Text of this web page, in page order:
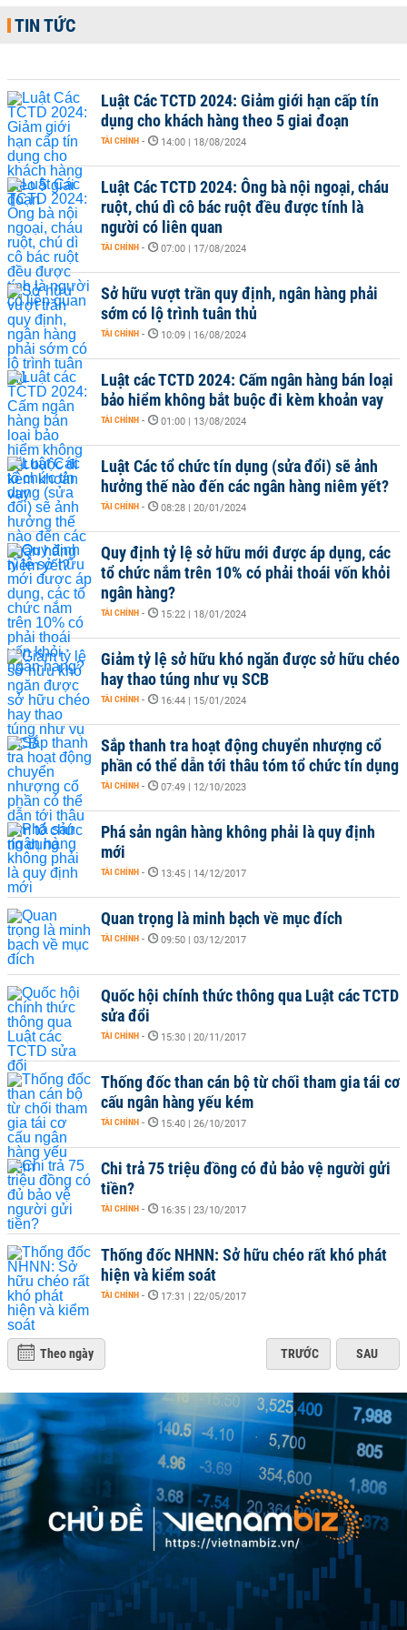
TIN TỨC
Luật Các TCTD 2024: Giảm giới hạn cấp tín
dụng cho khách hàng theo 5 giai đoạn
TÀI CHÍNH - 14:00 | 18/08/2024
Luật Các TCTD 2024: Ông bà nội ngoại, cháu
ruột, chú dì cô bác ruột đều được tính là
người có liên quan
TÀI CHÍNH - 07:00 | 17/08/2024
Sở hữu vượt trần quy định, ngân hàng phải
sớm có lộ trình tuân thủ
TÀI CHÍNH - 10:09 | 16/08/2024
Luật các TCTD 2024: Cấm ngân hàng bán loại
bảo hiểm không bắt buộc đi kèm khoản vay
TÀI CHÍNH - 01:00 | 13/08/2024
Luật Các tổ chức tín dụng (sửa đổi) sẽ ảnh
hưởng thế nào đến các ngân hàng niêm yết?
TÀI CHÍNH - 08:28 | 20/01/2024
Quy định tỷ lệ sở hữu mới được áp dụng, các
tổ chức nắm trên 10% có phải thoái vốn khỏi
ngân hàng?
TÀI CHÍNH - 15:22 | 18/01/2024
Giảm tỷ lệ sở hữu khó ngăn được sở hữu chéo
hay thao túng như vụ SCB
TÀI CHÍNH - 16:44 | 15/01/2024
Sắp thanh tra hoạt động chuyển nhượng cổ
phần có thể dẫn tới thâu tóm tổ chức tín dụng
TÀI CHÍNH - 07:49 | 12/10/2023
Phá sản ngân hàng không phải là quy định
mới
TÀI CHÍNH - 13:45 | 14/12/2017
Quan trọng là minh bạch về mục đích
TÀI CHÍNH - 09:50 | 03/12/2017
Quốc hội chính thức thông qua Luật các TCTD
sửa đổi
TÀI CHÍNH - 15:30 | 20/11/2017
Thống đốc than cán bộ từ chối tham gia tái cơ
cấu ngân hàng yếu kém
TÀI CHÍNH - 15:40 | 26/10/2017
Chi trả 75 triệu đồng có đủ bảo vệ người gửi
tiền?
TÀI CHÍNH - 16:35 | 23/10/2017
Thống đốc NHNN: Sở hữu chéo rất khó phát
hiện và kiểm soát
TÀI CHÍNH - 17:31 | 22/05/2017
Theo ngày TRƯỚC SAU